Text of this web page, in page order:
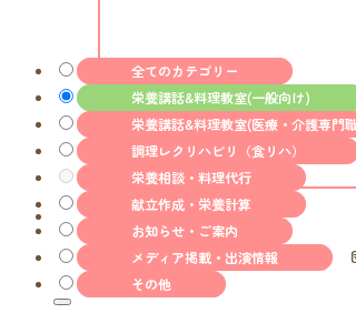
栄養・介護予防講話
＆料理講座
全てのカテゴリー
栄養講話&料理教室(一般向け)
栄養講話&料理教室(医療・介護専門
調理レクリハビリ（食リハ）
栄養相談・料理代行
献立作成・栄養計算
お知らせ・ご案内
メディア掲載・出演情報
その他